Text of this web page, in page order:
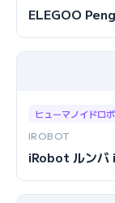
ELEGOO
ヒューマノイドロ
IROBOT
iRobot ルンバ